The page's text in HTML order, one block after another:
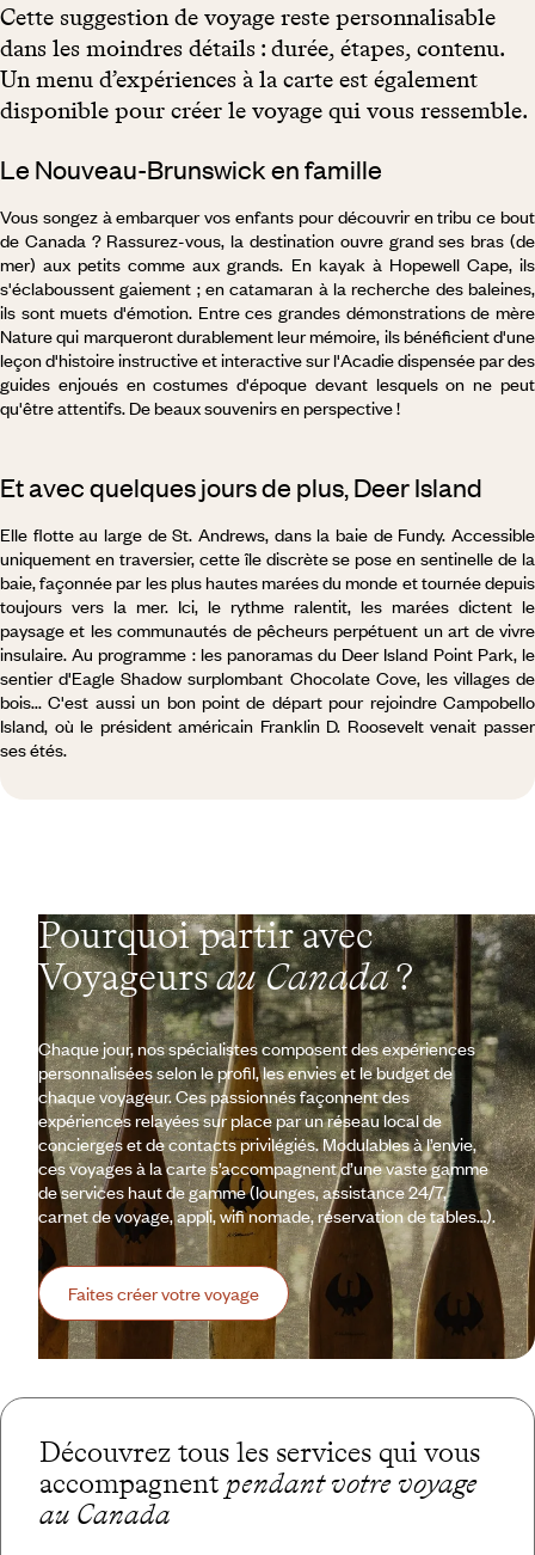
Cette suggestion de voyage reste personnalisable
dans les moindres détails : durée, étapes, contenu.
Un menu d’expériences à la carte est également
disponible pour créer le voyage qui vous ressemble.
Le Nouveau-Brunswick en famille
Vous songez à embarquer vos enfants pour découvrir en tribu ce bout
de Canada ? Rassurez-vous, la destination ouvre grand ses bras (de
mer) aux petits comme aux grands. En kayak à Hopewell Cape, ils
s'éclaboussent gaiement ; en catamaran à la recherche des baleines,
ils sont muets d'émotion. Entre ces grandes démonstrations de mère
Nature qui marqueront durablement leur mémoire, ils bénéficient d'une
leçon d'histoire instructive et interactive sur l'Acadie dispensée par des
guides enjoués en costumes d'époque devant lesquels on ne peut
qu'être attentifs. De beaux souvenirs en perspective !
Et avec quelques jours de plus, Deer Island
Elle flotte au large de St. Andrews, dans la baie de Fundy. Accessible
uniquement en traversier, cette île discrète se pose en sentinelle de la
baie, façonnée par les plus hautes marées du monde et tournée depuis
toujours vers la mer. Ici, le rythme ralentit, les marées dictent le
paysage et les communautés de pêcheurs perpétuent un art de vivre
insulaire. Au programme : les panoramas du Deer Island Point Park, le
sentier d'Eagle Shadow surplombant Chocolate Cove, les villages de
bois... C'est aussi un bon point de départ pour rejoindre Campobello
Island, où le président américain Franklin D. Roosevelt venait passer
ses étés.
Pourquoi partir avec
Voyageursau Canada?
Chaque jour, nos spécialistes composent des expériences
personnalisées selon le profil, les envies et le budget de
chaque voyageur. Ces passionnés façonnent des
expériences relayées sur place par un réseau local de
concierges et de contacts privilégiés. Modulables à l’envie,
ces voyages à la carte s’accompagnent d’une vaste gamme
de services haut de gamme (lounges, assistance 24/7,
carnet de voyage, appli, wifi nomade, réservation de tables…).
Faites créer votre voyage
Découvrez tous les services qui vous
accompagnent pendant votre voyage
au Canada